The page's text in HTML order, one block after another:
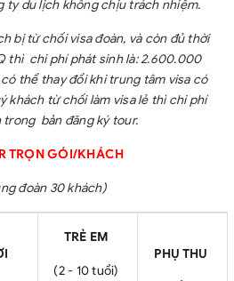
ty du lịch không chịu trách nhiệm.
bị từ chối visa đoàn, và còn đủ thời
thì chi phí phát sinh là: 2.600.000
thể thay đổi khi trung tâm visa có
khách từ chối làm visa lẻ thì chi phí
bản đăng ký tour.
TRỌN GÓI/KHÁCH
đoàn 30 khách)
TRẺ EM
(2 - 10 tuổi)
PHỤ THU